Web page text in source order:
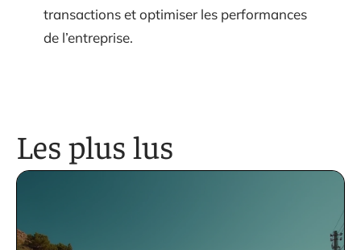
transactions et optimiser les performances
de l’entreprise.
Les plus lus